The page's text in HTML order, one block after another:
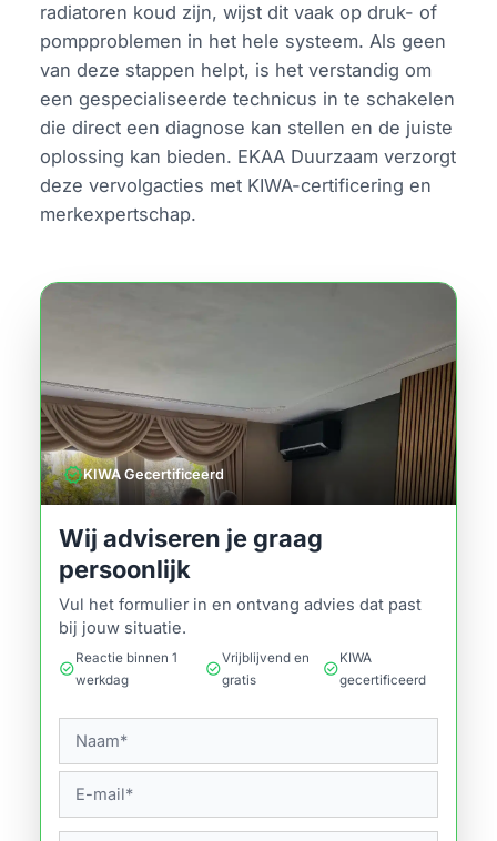
radiatoren koud zijn, wijst dit vaak op druk- of
pompproblemen in het hele systeem. Als geen
van deze stappen helpt, is het verstandig om
een gespecialiseerde technicus in te schakelen
die direct een diagnose kan stellen en de juiste
oplossing kan bieden. EKAA Duurzaam verzorgt
deze vervolgacties met KIWA-certificering en
merkexpertschap.
verifiedKIWA Gecertificeerd
Wij adviseren je graag
persoonlijk
Vul het formulier in en ontvang advies dat past
bij jouw situatie.
check_circle
Reactie binnen 1
werkdag
check_circle
Vrijblijvend en
gratis
check_circle
KIWA
gecertificeerd